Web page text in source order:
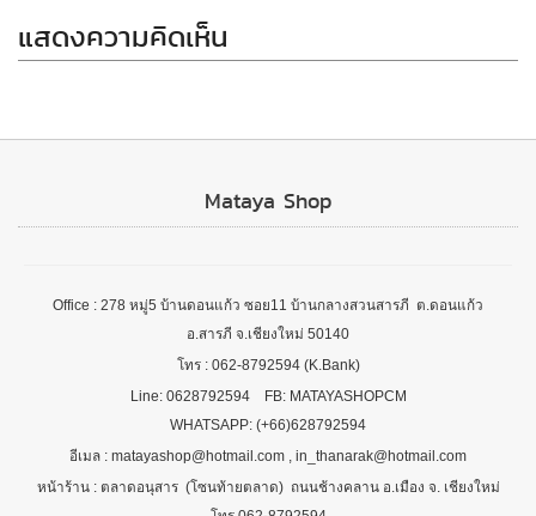
แสดงความคิดเห็น
Mataya Shop
Office : 278 หมู่5 บ้านดอนแก้ว ซอย11 บ้านกลางสวนสารภี ต.ดอนแก้ว
อ.สารภี จ.เชียงใหม่ 50140
โทร : 062-8792594 (K.Bank)
Line: 0628792594 FB: MATAYASHOPCM
WHATSAPP: (+66)628792594
อีเมล : matayashop@hotmail.com , in_thanarak@hotmail.com
หน้าร้าน : ตลาดอนุสาร (โซนท้ายตลาด) ถนนช้างคลาน อ.เมือง จ. เชียงใหม่